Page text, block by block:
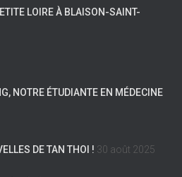
LOIRE À BLAISON-SAINT-
NOTRE ÉTUDIANTE EN MÉDECINE
DE TAN THOI ! 30 août 2025